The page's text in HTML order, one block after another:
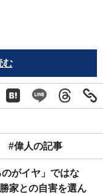
む
#偉人の記事
のがイヤ」ではな
家との自害を選ん